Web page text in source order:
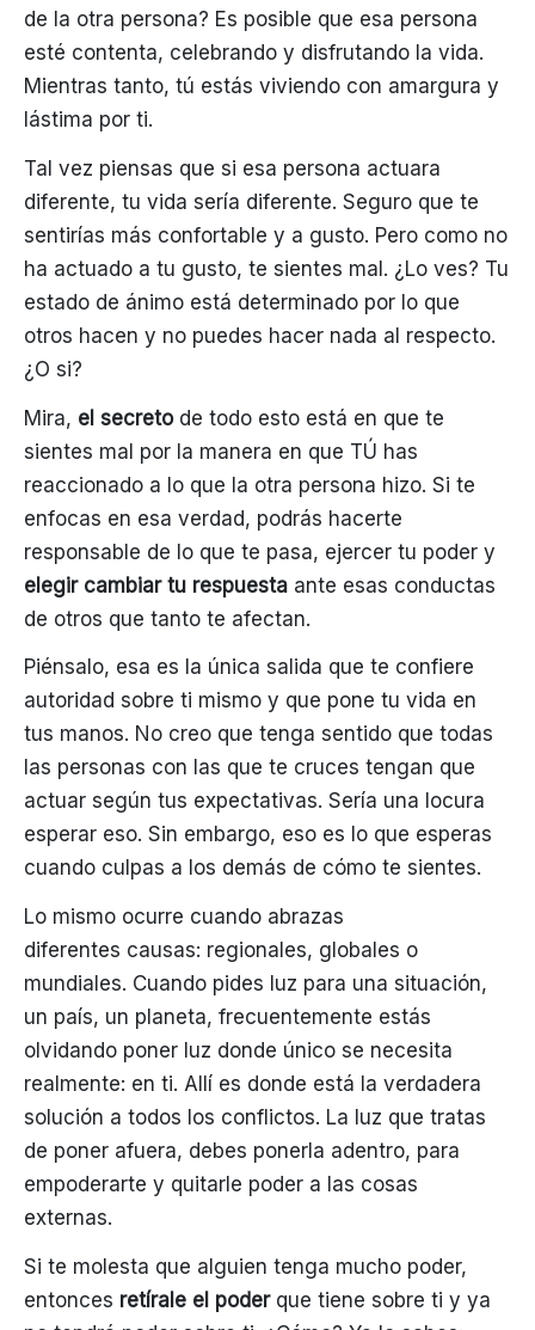
de la otra persona? Es posible que esa persona
esté contenta, celebrando y disfrutando la vida.
Mientras tanto, tú estás viviendo con amargura y
lástima por ti.
Tal vez piensas que si esa persona actuara
diferente, tu vida sería diferente. Seguro que te
sentirías más confortable y a gusto. Pero como no
ha actuado a tu gusto, te sientes mal. ¿Lo ves? Tu
estado de ánimo está determinado por lo que
otros hacen y no puedes hacer nada al respecto.
¿O si?
Mira, el secretode todo esto está en que te
sientes mal por la manera en que TÚ has
reaccionado a lo que la otra persona hizo. Si te
enfocas en esa verdad, podrás hacerte
responsable de lo que te pasa, ejercer tu poder y
elegir cambiar tu respuesta ante esas conductas
de otros que tanto te afectan.
Piénsalo, esa es la única salida que te confiere
autoridad sobre ti mismo y que pone tu vida en
tus manos. No creo que tenga sentido que todas
las personas con las que te cruces tengan que
actuar según tus expectativas. Sería una locura
esperar eso. Sin embargo, eso es lo que esperas
cuando culpas a los demás de cómo te sientes.
Lo mismo ocurre cuando abrazas
diferentes causas: regionales, globales o
mundiales. Cuando pides luz para una situación,
un país, un planeta, frecuentemente estás
olvidando poner luz donde único se necesita
realmente: en ti. Allí es donde está la verdadera
solución a todos los conflictos. La luz que tratas
de poner afuera, debes ponerla adentro, para
empoderarte y quitarle poder a las cosas
externas.
Si te molesta que alguien tenga mucho poder,
entonces retírale el poderque tiene sobre ti y ya